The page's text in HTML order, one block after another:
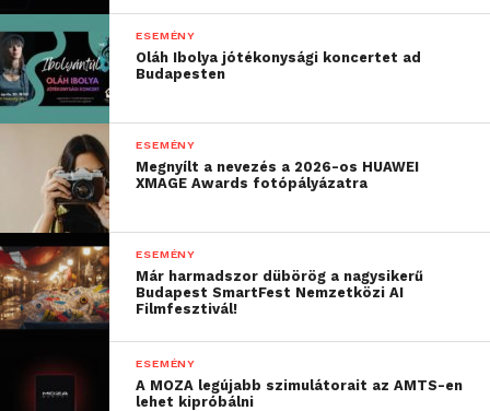
részvétel lehetőségét. A hasznos tudnivalók,
valamint a networking lehetőség mellett a
standokon játékok, az esemény végén pedig értékes
nyeremények is várták az érdeklődő fiatalokat, akik
többek között szakmai mentorálást és Budapest
Park vouchert is nyerhettek.
„Nagyon büszkék
vagyunk a „Plan(t) Your
Future!”
kezdeményezésünkre,
amelynek keretében
évről-évre nagyon sok
ESEMÉNY
Oláh Ibolya jótékonysági koncertet ad
Budapesten
ESEMÉNY
Megnyílt a nevezés a 2026-os HUAWEI
XMAGE Awards fotópályázatra
ESEMÉNY
Már harmadszor dübörög a nagysikerű
Budapest SmartFest Nemzetközi AI
Filmfesztivál!
ESEMÉNY
A MOZA legújabb szimulátorait az AMTS-en
lehet kipróbálni